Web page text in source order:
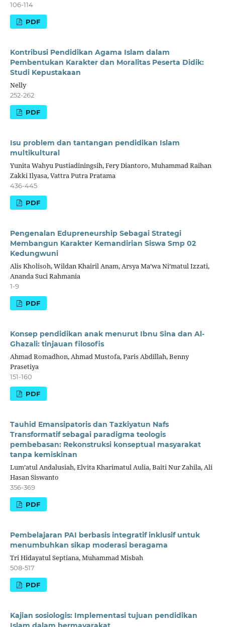
106-114
PDF
Kontribusi Pendidikan Agama Islam dalam
Pembentukan Karakter dan Moralitas Peserta Didik:
Studi Kepustakaan
Nelly
252-262
PDF
Isu problem dan tantangan pendidikan Islam
multikultural
Yunita Wahyu Pustiadiningsih, Fery Diantoro, Muhammad Raihan
Zakki Ilyasa, Vattra Putra Pratama
436-445
PDF
Pengenalan Edupreneurship Sebagai Strategi
Membangun Karakter Kemandirian Siswa Smp 02
Kedungwuni
Alis Kholisoh, Wildan Khairil Anam, Arsya Ma’wa Ni’matul Izzati,
Ananda Suci Rahmania
1-9
PDF
Konsep pendidikan anak menurut Ibnu Sina dan Al-
Ghazali: tinjauan filosofis
Ahmad Romadhon, Ahmad Mustofa, Paris Abdillah, Benny
Prasetiya
151-160
PDF
Tauhid Emansipatoris dan Tazkiyatun Nafs
Transformatif sebagai paradigma teologis
pembebasan: Rekonstruksi konseptual masyarakat
tanpa kemiskinan
Lum’atul Andalusiah, Elvita Kharimatul Aulia, Baiti Nur Zahila, Ali
Hasan Siswanto
356-369
PDF
Pembelajaran PAI berbasis integratif inklusif untuk
menumbuhkan sikap moderasi beragama
Tri Hidayatul Septiana, Muhammad Misbah
508-517
PDF
Kajian sosiologis: Implementasi tujuan pendidikan